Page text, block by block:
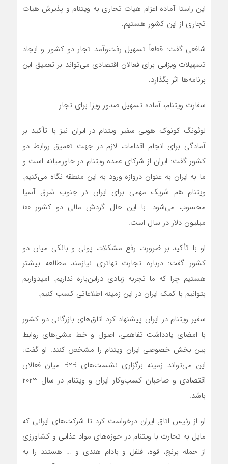
این راستا آماده اعزام هیات تجاری به ویتنام و پذیرش هیات
تجاری از این کشور هستیم.
شافعی گفت: قطعاً تسهیل رفت‌وآمد تجار دو کشور و ایجاد
تسهیلات ویزایی برای فعالان اقتصادی می‌تواند بر تعمیق این
برنامه‌ها اثر بگذارد.
سفارت ویتنام، آماده تسهیل صدور ویزا برای تجار
لوئونگ کونوک هویی سفیر ویتنام در ایران نیز با تأکید بر
آمادگی برای انجام اقدامات لازم در جهت تعمیق روابط دو
کشور گفت: ایران از شرکای عمده ویتنام در خاورمیانه است و
ما به ایران به عنوان دروازه ورود به این منطقه نگاه می‌کنیم.
ویتنام هم شریک مهمی برای ایران در جنوب شرق آسیا
محسوب می‌شود. با این حال گردش مالی دو کشور 100
میلیون دلار در سال است.
او با تأکید بر ضرورت رفع مشکلات پولی و بانکی میان دو
کشور گفت: درباره تجارت تهاتری نیازمند مطالعه بیشتر
هستیم چرا که ما تجربه زیادی دراین‌باره نداریم. امیدواریم
بتوانیم با کمک ایران در این زمینه اطلاعاتی کسب کنیم.
سفیر ویتنام در ایران پیشنهاد کرد اتاق‌های بازرگانی دو کشور
با امضای یادداشت تفاهمی، اصول و خط مشی‌های روابط
بین بخش خصوصی ایران ویتنام را مشخص کنند. او گفت:
این می‌تواند زمینه برگزاری نشست‌های B2B میان فعالان
اقتصادی و صاحبان کسب‌وکار ایران و ویتنام در سال 2023
باشد.
او از رئیس اتاق ایران درخواست کرد تا شرکت‌های ایرانی که
مایل به تجارت با ویتنام در حوزه‌های مواد غذایی و کشاورزی
از جمله برنج، قوه، فلفل و بادام هندی و … هستند را به